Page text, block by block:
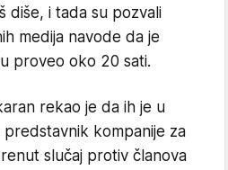
diše, i tada su pozvali
medija navode da je
proveo oko 20 sati.
rekao je da ih je u
kompanije za
slučaj protiv članova